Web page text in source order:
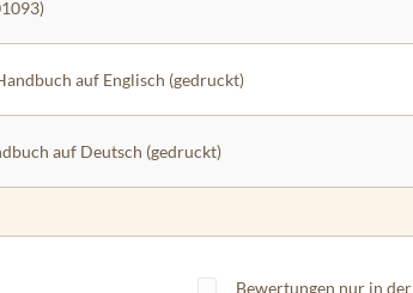
auf Englisch (gedruckt)
auf Deutsch (gedruckt)
Bewertungen nur in